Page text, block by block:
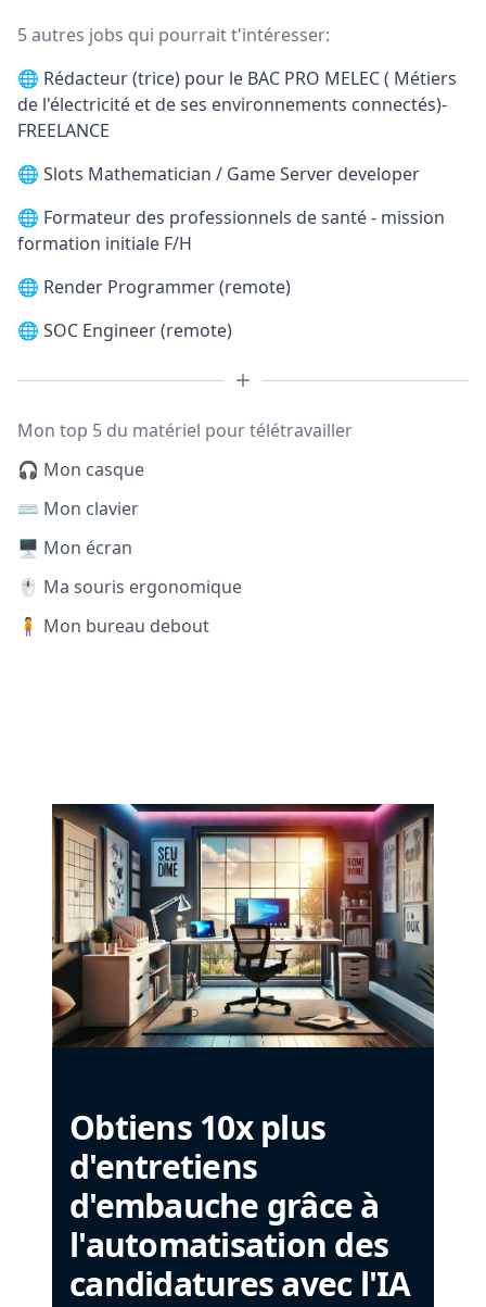
5 autres jobs qui pourrait t'intéresser:
🌐 Rédacteur (trice) pour le BAC PRO MELEC ( Métiers
de l'électricité et de ses environnements connectés)-
FREELANCE
🌐 Slots Mathematician / Game Server developer
🌐 Formateur des professionnels de santé - mission
formation initiale F/H
🌐 Render Programmer (remote)
🌐 SOC Engineer (remote)
Mon top 5 du matériel pour télétravailler
🎧 Mon casque
⌨️ Mon clavier
🖥️ Mon écran
🖱️ Ma souris ergonomique
🧍 Mon bureau debout
Obtiens 10x plus
d'entretiens
d'embauche grâce à
l'automatisation des
candidatures avec l'IA